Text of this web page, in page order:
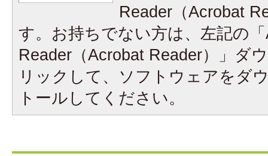
Reader（Acrobat
す。お持ちでない方は、左記の
Reader（Acrobat Reader）」ダ
リックして、ソフトウェアをダ
トールしてください。